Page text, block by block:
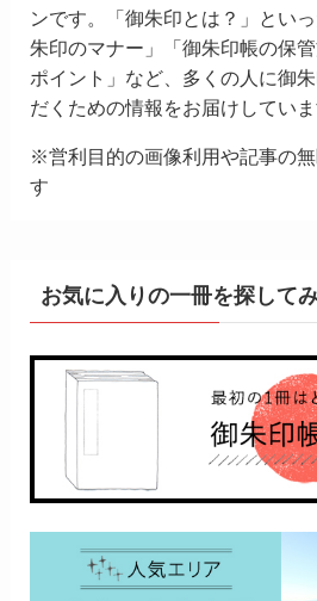
ンです。「御朱印とは？」とい
朱印のマナー」「御朱印帳の保
ポイント」など、多くの人に御
だくための情報をお届けしていま
※営利目的の画像利用や記事の
す
お気に入りの一冊を探して